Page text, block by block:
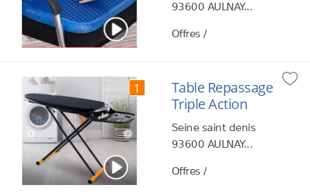
93600 AULNAY...
Offres /
1
Table Repassage
Triple Action
Seine saint denis
93600 AULNAY...
Offres /